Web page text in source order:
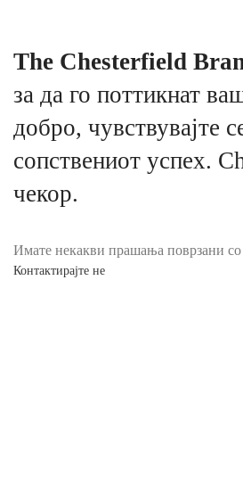
The Chesterfield
за да го поттикнат
добро, чувствувајте
сопствениот успех.
чекор.
Имате некакви прашања поврзани со
Контактирајте не